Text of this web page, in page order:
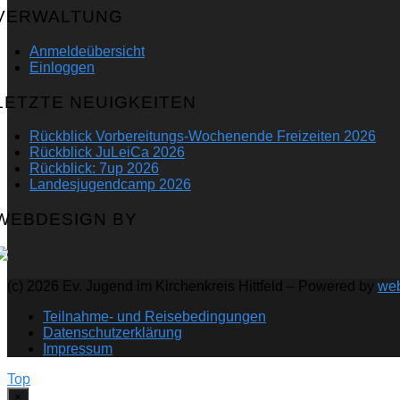
Anmeldeübersicht
Einloggen
NEUIGKEITEN
Rückblick Vorbereitungs-Wochenende Freizeiten 2026
Rückblick JuLeiCa 2026
Rückblick: 7up 2026
Landesjugendcamp 2026
BY
(c) 2026 Ev. Jugend im Kirchenkreis Hittfeld – Powered by
Teilnahme- und Reisebedingungen
Datenschutzerklärung
Impressum
Top
×